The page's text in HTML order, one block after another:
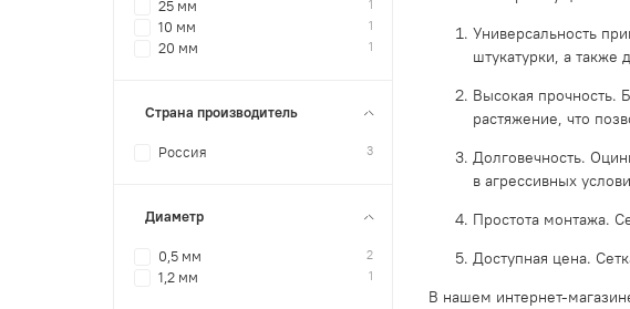
Универсальность
штукатурки, а также
Высокая прочность.
растяжение, что
Долговечность.
в агрессивных
Простота монтажа.
Доступная цена.
В нашем интернет-
25 мм 1
10 мм 1
20 мм 1
Страна производитель
Россия 3
Диаметр
0,5 мм 2
1,2 мм 1